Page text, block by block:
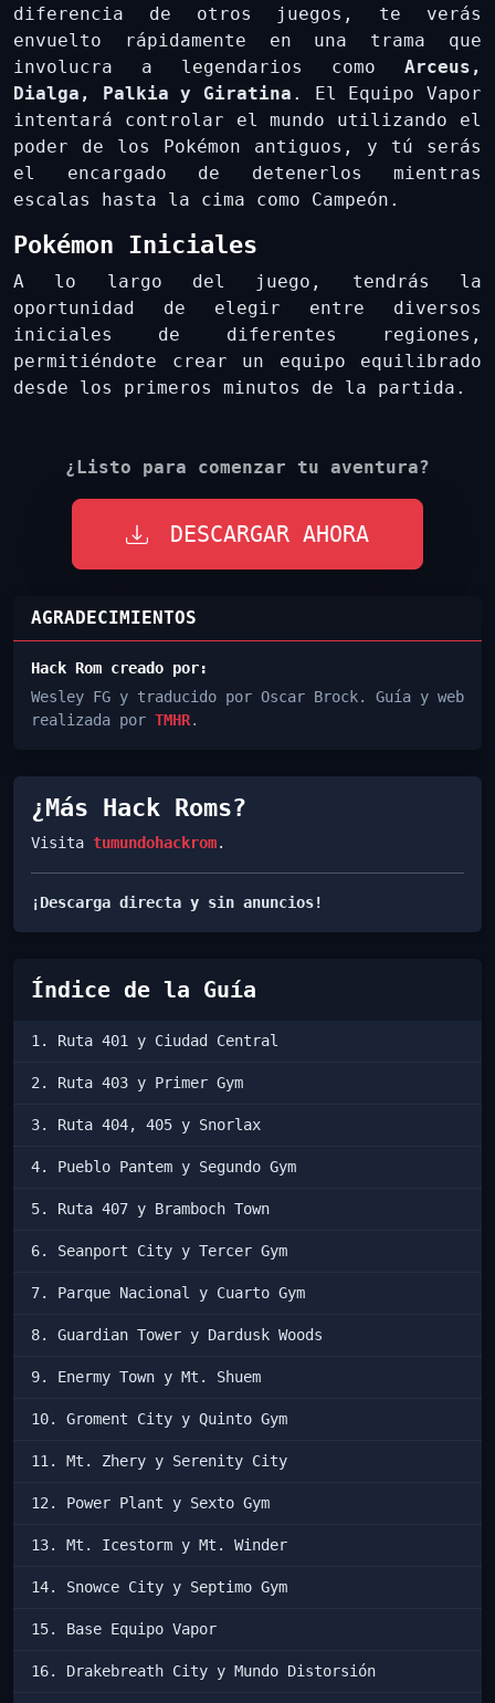
diferencia de otros juegos, te verás
envuelto rápidamente en una trama que
involucra a legendarios como Arceus,
Dialga, Palkia y Giratina . El Equipo Vapor
intentará controlar el mundo utilizando el
poder de los Pokémon antiguos, y tú serás
el encargado de detenerlos mientras
escalas hasta la cima como Campeón.
Pokémon Iniciales
A lo largo del juego, tendrás la
oportunidad de elegir entre diversos
iniciales de diferentes regiones,
permitiéndote crear un equipo equilibrado
desde los primeros minutos de la partida.
¿Listo para comenzar tu aventura?
DESCARGAR AHORA
AGRADECIMIENTOS
Hack Rom creado por:
Wesley FG y traducido por Oscar Brock. Guía y web
realizada por TMHR.
¿Más Hack Roms?
Visita tumundohackrom.
¡Descarga directa y sin anuncios!
Índice de la Guía
1. Ruta 401 y Ciudad Central
2. Ruta 403 y Primer Gym
3. Ruta 404, 405 y Snorlax
4. Pueblo Pantem y Segundo Gym
5. Ruta 407 y Bramboch Town
6. Seanport City y Tercer Gym
7. Parque Nacional y Cuarto Gym
8. Guardian Tower y Dardusk Woods
9. Enermy Town y Mt. Shuem
10. Groment City y Quinto Gym
11. Mt. Zhery y Serenity City
12. Power Plant y Sexto Gym
13. Mt. Icestorm y Mt. Winder
14. Snowce City y Septimo Gym
15. Base Equipo Vapor
16. Drakebreath City y Mundo Distorsión